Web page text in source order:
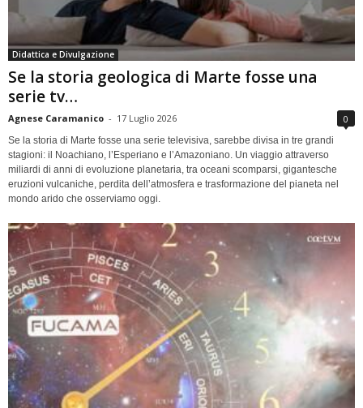
Didattica e Divulgazione
Se la storia geologica di Marte fosse una
serie tv…
Agnese Caramanico - 17 Luglio 2026 0
Se la storia di Marte fosse una serie televisiva, sarebbe divisa in tre grandi
stagioni: il Noachiano, l’Esperiano e l’Amazoniano. Un viaggio attraverso
miliardi di anni di evoluzione planetaria, tra oceani scomparsi, gigantesche
eruzioni vulcaniche, perdita dell’atmosfera e trasformazione del pianeta nel
mondo arido che osserviamo oggi.